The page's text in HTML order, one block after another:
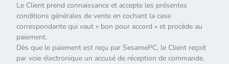
Le Client prend connaissance et accepte les présentes
conditions générales de vente en cochant la case
correspondante qui vaut « bon pour accord » et procède au
paiement.
Dès que le paiement est reçu par SesamePC, le Client reçoit
par voie électronique un accusé de réception de commande.